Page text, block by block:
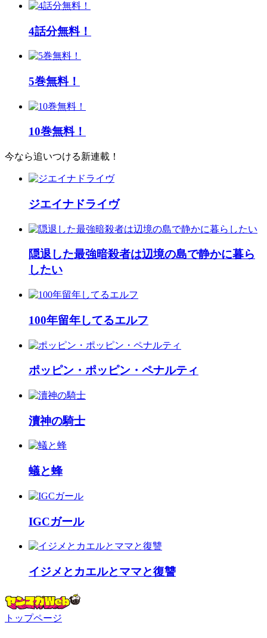
4話分無料！
5巻無料！
10巻無料！
今なら追いつける新連載！
ジエイナドライヴ
隠退した最強暗殺者は辺境の島で静かに暮ら
したい
100年留年してるエルフ
ポッピン・ポッピン・ペナルティ
瀆神の騎士
蟻と蜂
IGCガール
イジメとカエルとママと復讐
トップページ